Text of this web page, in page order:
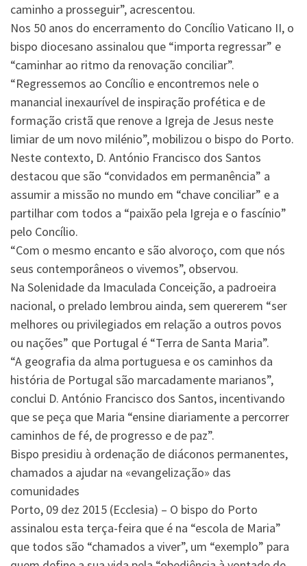
caminho a prosseguir”, acrescentou.
Nos 50 anos do encerramento do Concílio Vaticano II, o
bispo diocesano assinalou que “importa regressar” e
“caminhar ao ritmo da renovação conciliar”.
“Regressemos ao Concílio e encontremos nele o
manancial inexaurível de inspiração profética e de
formação cristã que renove a Igreja de Jesus neste
limiar de um novo milénio”, mobilizou o bispo do Porto.
Neste contexto, D. António Francisco dos Santos
destacou que são “convidados em permanência” a
assumir a missão no mundo em “chave conciliar” e a
partilhar com todos a “paixão pela Igreja e o fascínio”
pelo Concílio.
“Com o mesmo encanto e são alvoroço, com que nós
seus contemporâneos o vivemos”, observou.
Na Solenidade da Imaculada Conceição, a padroeira
nacional, o prelado lembrou ainda, sem quererem “ser
melhores ou privilegiados em relação a outros povos
ou nações” que Portugal é “Terra de Santa Maria”.
“A geografia da alma portuguesa e os caminhos da
história de Portugal são marcadamente marianos”,
conclui D. António Francisco dos Santos, incentivando
que se peça que Maria “ensine diariamente a percorrer
caminhos de fé, de progresso e de paz”.
Bispo presidiu à ordenação de diáconos permanentes,
chamados a ajudar na «evangelização» das
comunidades
Porto, 09 dez 2015 (Ecclesia) – O bispo do Porto
assinalou esta terça-feira que é na “escola de Maria”
que todos são “chamados a viver”, um “exemplo” para